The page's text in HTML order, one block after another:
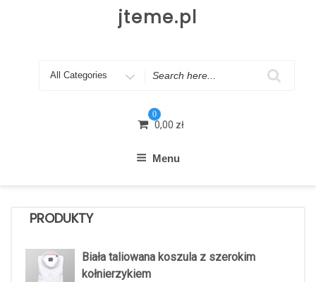
jteme.pl
Search
0
0,00 zł
Menu
PRODUKTY
Biała taliowana koszula z szerokim
kołnierzykiem